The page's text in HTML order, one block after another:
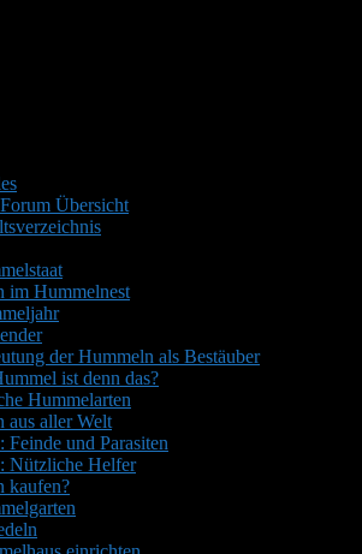
Übersicht
im Hummelnest
der Hummeln als Bestäuber
ist denn das?
Hummelarten
aus aller Welt
Feinde und Parasiten
Nützliche Helfer
kaufen?